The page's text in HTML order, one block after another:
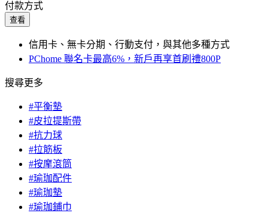
付款方式
查看
信用卡、無卡分期、行動支付，與其他多種方式
PChome 聯名卡最高6%，新戶再享首刷禮800P
搜尋更多
#平衡墊
#皮拉提斯帶
#抗力球
#拉筋板
#按摩滾筒
#瑜珈配件
#瑜珈墊
#瑜珈鋪巾